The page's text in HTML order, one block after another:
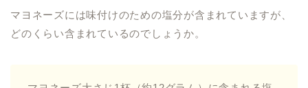
マヨネーズには味付けのための塩分が含まれていますが、
どのくらい含まれているのでしょうか。